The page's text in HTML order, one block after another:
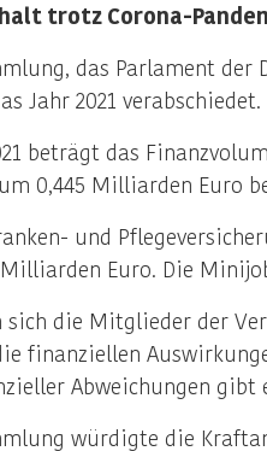
trotz Corona-
das Parlament der
Jahr 2021 verabschiedet.
beträgt das
0,445 Milliarden Euro
und
Euro. Die
sich die Mitglieder der
finanziellen
Abweichungen gibt
würdigte die